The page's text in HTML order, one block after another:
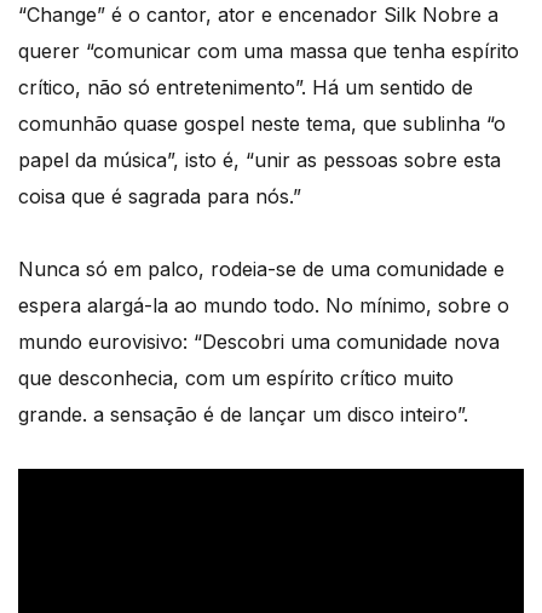
“Change” é o cantor, ator e encenador Silk Nobre a
querer “comunicar com uma massa que tenha espírito
crítico, não só entretenimento”. Há um sentido de
comunhão quase gospel neste tema, que sublinha “o
papel da música”, isto é, “unir as pessoas sobre esta
coisa que é sagrada para nós.”
Nunca só em palco, rodeia-se de uma comunidade e
espera alargá-la ao mundo todo. No mínimo, sobre o
mundo eurovisivo: “Descobri uma comunidade nova
que desconhecia, com um espírito crítico muito
grande. a sensação é de lançar um disco inteiro”.